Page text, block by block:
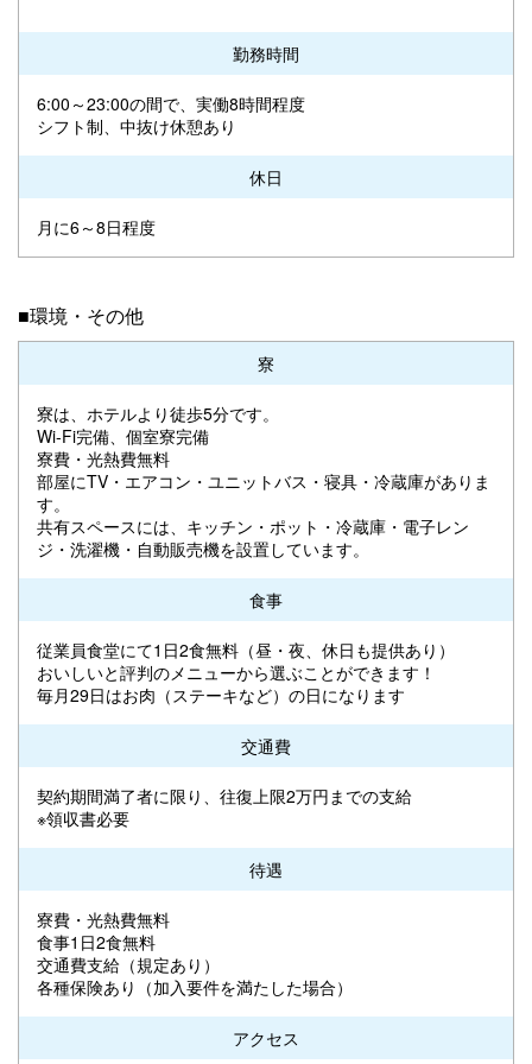
勤務時間
6:00～23:00の間で、実働8時間程度
シフト制、中抜け休憩あり
休日
月に6～8日程度
■環境・その他
寮
寮は、ホテルより徒歩5分です。
Wi-Fi完備、個室寮完備
寮費・光熱費無料
部屋にTV・エアコン・ユニットバス・寝具・冷蔵庫がありま
す。
共有スペースには、キッチン・ポット・冷蔵庫・電子レン
ジ・洗濯機・自動販売機を設置しています。
食事
従業員食堂にて1日2食無料（昼・夜、休日も提供あり）
おいしいと評判のメニューから選ぶことができます！
毎月29日はお肉（ステーキなど）の日になります
交通費
契約期間満了者に限り、往復上限2万円までの支給
※領収書必要
待遇
寮費・光熱費無料
食事1日2食無料
交通費支給（規定あり）
各種保険あり（加入要件を満たした場合）
アクセス